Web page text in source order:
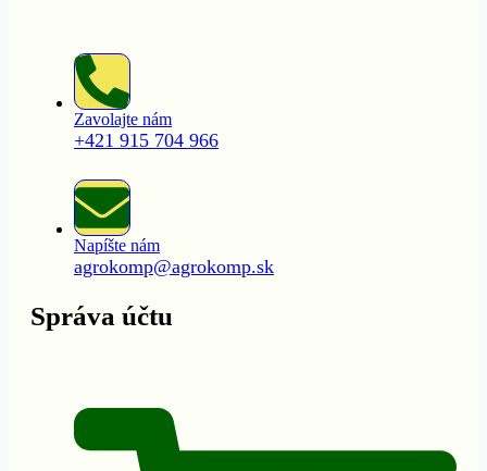
Zavolajte nám
+421 915 704 966
Napíšte nám
agrokomp@agrokomp.sk
Správa účtu